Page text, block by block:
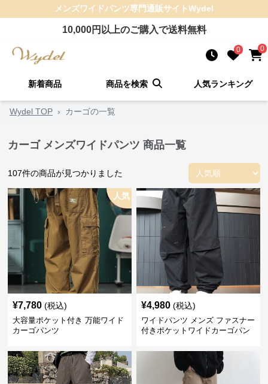
メンズワイドパンツ専門通販サイトWydel
10,000円以上のご購入で送料無料
0 0
新着商品 商品を検索 人気ランキング
Wydel TOP › カーゴの一覧
カーゴ メンズワイドパンツ 商品一覧
107件の商品が見つかりました
人気
¥7,780 (税込)
大容量ポケット付き 万能ワイド
カーゴパンツ
¥4,980 (税込)
ワイドパンツ メンズ ファスナー
付きポケットワイドカーゴパン